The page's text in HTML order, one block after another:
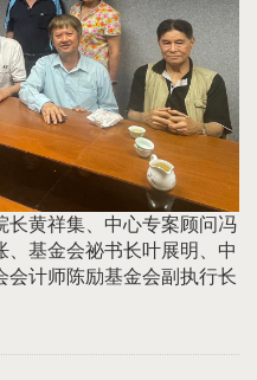
长黄祥集、中心专案顾问冯
基金会祕书长叶展明、中
计师陈励基金会副执行长